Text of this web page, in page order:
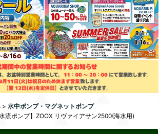
> 水中ポンプ・マグネットポンプ
流ポンプ】ZOOX リヴァイアサン2500(海水用)